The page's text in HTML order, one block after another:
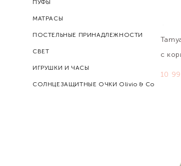
ПУФЫ
МАТРАСЫ
ПОСТЕЛЬНЫЕ ПРИНАДЛЕЖНОСТИ
СВЕТ
ИГРУШКИ И ЧАСЫ
СОЛНЦЕЗАЩИТНЫЕ ОЧКИ Olivio & Co
с
10